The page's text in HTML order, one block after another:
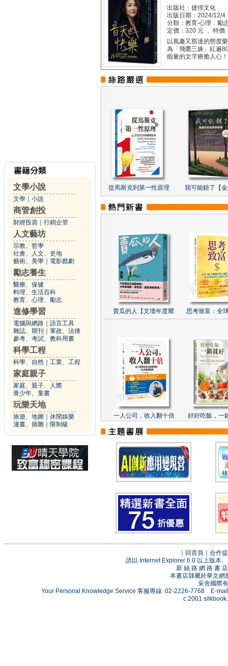
文學小說
文學 小說
商管創投
財經投資 行銷企管
人文藝坊
宗教、哲學
社會、人文、史地
藝術、美學
電影戲劇
勵志養生
醫療、保健
料理、生活百科
教育、心理、勵志
進修學習
電腦與網路
語言工具
雜誌、期刊
軍政、法律
參考、考試、教科用書
科學工程
科學、自然 工業、工程
家庭親子
家庭、親子、人際
青少年、童書
玩樂天地
旅遊、地圖
休閒娛樂
漫畫、插圖
限制級
出版社：捷徑文化
出版日期：2024/12/4
分類：教育‧心理．勵
定價：320 元 ， 特價
以風趣又豁達的態度
為「飛鷹三姝」紅遍
能量的文字療癒人心
從馬斯克到第一性原理 我可能錯了【
賣瓜的人【文壇年度耀 思考致富：全
一人公司，收入翻十倍 好好吃飯，一
回首頁
合作
請以 Internet Explorer 6.0 以上版本
新 絲 路 網 路 書
本書店隸屬於華文網
采舍國際
Your Personal Knowledge Service 客服專線: 02-2226-7768 E-
c 2001